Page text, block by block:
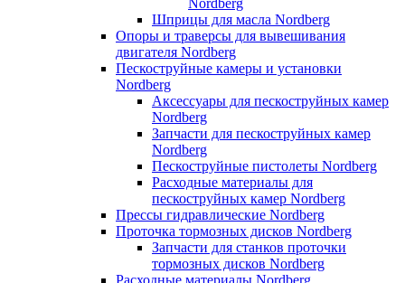
Шприцы для масла Nordberg
Опоры и траверсы для вывешивания
двигателя Nordberg
Пескоструйные камеры и установки
Nordberg
Аксессуары для пескоструйных камер
Nordberg
Запчасти для пескоструйных камер
Nordberg
Пескоструйные пистолеты Nordberg
Расходные материалы для
пескоструйных камер Nordberg
Прессы гидравлические Nordberg
Проточка тормозных дисков Nordberg
Запчасти для станков проточки
тормозных дисков Nordberg
Расходные материалы Nordberg